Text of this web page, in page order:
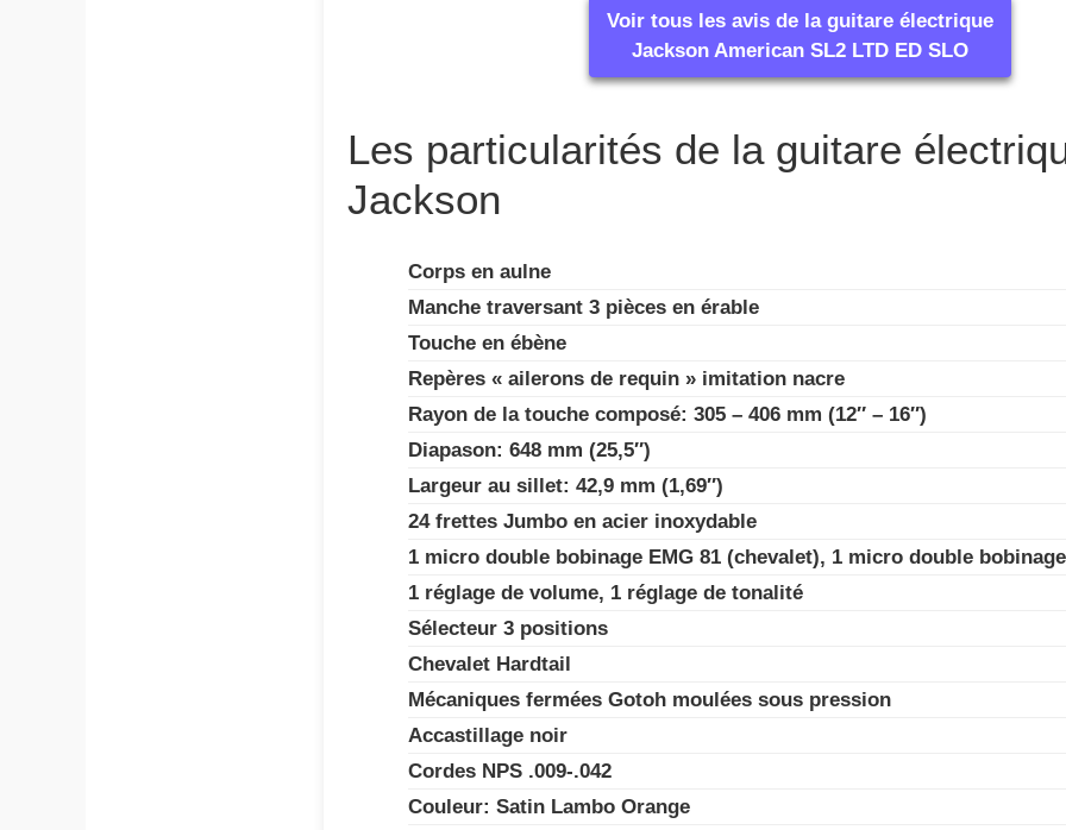
Voir tous les avis de la guitare électrique
Jackson American SL2 LTD ED SLO
Les particularités de la guitare
Jackson
Corps en aulne
Manche traversant 3 pièces en érable
Touche en ébène
Repères « ailerons de requin » imitation nacre
Rayon de la touche composé: 305 – 406 mm (12″ – 16″)
Diapason: 648 mm (25,5″)
Largeur au sillet: 42,9 mm (1,69″)
24 frettes Jumbo en acier inoxydable
1 micro double bobinage EMG 81 (chevalet), 1 micro double
1 réglage de volume, 1 réglage de tonalité
Sélecteur 3 positions
Chevalet Hardtail
Mécaniques fermées Gotoh moulées sous pression
Accastillage noir
Cordes NPS .009-.042
Couleur: Satin Lambo Orange